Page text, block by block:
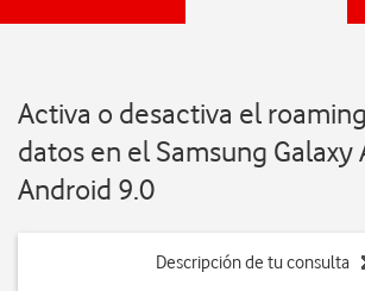
Activa o desactiva el
datos en el Samsung Galaxy
Android 9.0
Descripción de tu consulta